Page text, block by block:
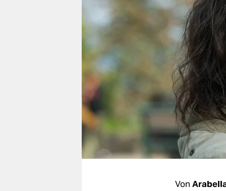
wahrheit
verlag
verlag
veranstaltungen
shop
fragen & hilfe
unterstützen
abo
Von